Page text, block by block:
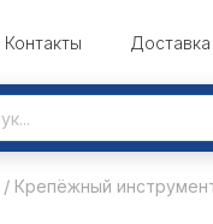
Контакты Доставка
Крепёжный